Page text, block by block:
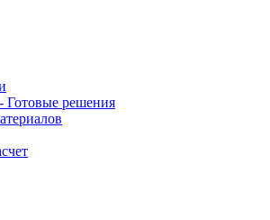
Готовые решения